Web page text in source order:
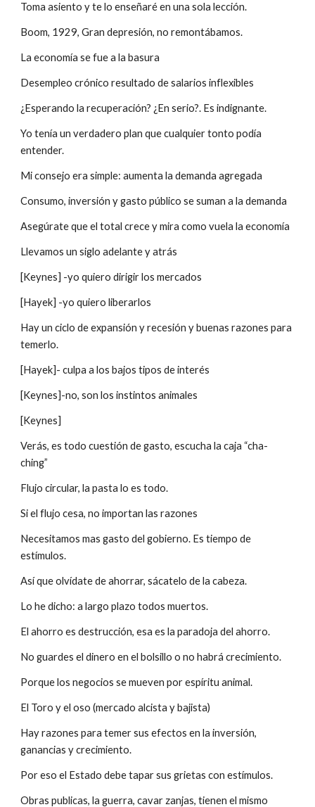
Toma asiento y te lo enseñaré en una sola lección.
Boom, 1929, Gran depresión, no remontábamos.
La economía se fue a la basura
Desempleo crónico resultado de salarios inflexibles
¿Esperando la recuperación? ¿En serio?. Es indignante.
Yo tenía un verdadero plan que cualquier tonto podía
entender.
Mi consejo era simple: aumenta la demanda agregada
Consumo, inversión y gasto público se suman a la demanda
Asegúrate que el total crece y mira como vuela la economía
Llevamos un siglo adelante y atrás
[Keynes] -yo quiero dirigir los mercados
[Hayek] -yo quiero liberarlos
Hay un ciclo de expansión y recesión y buenas razones para
temerlo.
[Hayek]- culpa a los bajos tipos de interés
[Keynes]-no, son los instintos animales
[Keynes]
Verás, es todo cuestión de gasto, escucha la caja “cha-
ching”
Flujo circular, la pasta lo es todo.
Si el flujo cesa, no importan las razones
Necesitamos mas gasto del gobierno. Es tiempo de
estímulos.
Así que olvídate de ahorrar, sácatelo de la cabeza.
Lo he dicho: a largo plazo todos muertos.
El ahorro es destrucción, esa es la paradoja del ahorro.
No guardes el dinero en el bolsillo o no habrá crecimiento.
Porque los negocios se mueven por espíritu animal.
El Toro y el oso (mercado alcista y bajista)
Hay razones para temer sus efectos en la inversión,
ganancias y crecimiento.
Por eso el Estado debe tapar sus grietas con estímulos.
Obras publicas, la guerra, cavar zanjas, tienen el mismo